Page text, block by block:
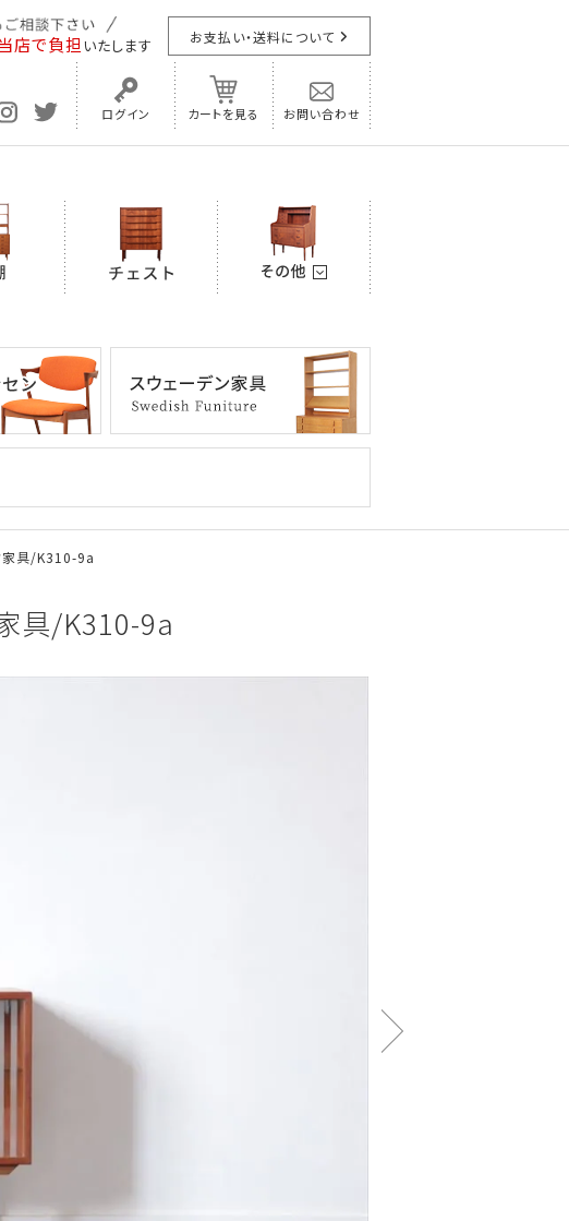
店で負担 いたします お支払い・送料について
ログイン カートを見る お問い合わせ
家具/K310-9a
家具/K310-9a